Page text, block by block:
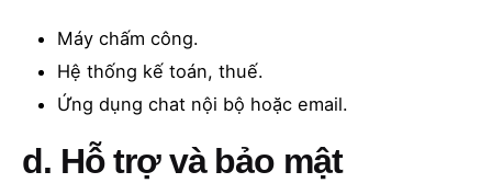
Máy chấm công.
Hệ thống kế toán, thuế.
Ứng dụng chat nội bộ hoặc email.
d. Hỗ trợ và bảo mật